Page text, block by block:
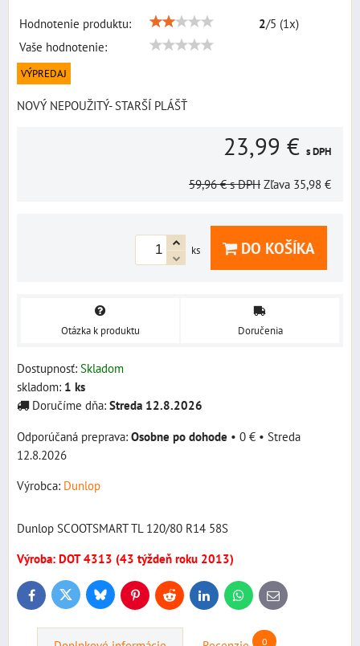
Hodnotenie produktu: 2/5 (1x)
Vaše hodnotenie:
VÝPREDAJ
NOVÝ NEPOUŽITÝ- STARŠÍ PLÁŠŤ
23,99 € s DPH
59,96 € s DPH Zľava 35,98 €
ks DO KOŠÍKA
Otázka k produktu Doručenia
Dostupnosť: Skladom
skladom: 1 ks
Doručíme dňa: Streda 12.8.2026
Osobne po dohode • 0 € • Streda
12.8.2026
Výrobca: Dunlop
Dunlop SCOOTSMART TL 120/80 R14 58S
Výroba: DOT 4313 (43 týždeň roku 2013)
FacebookTwitter BlueskyPinterestReddit LinkedInWhatsApp
E-
mail
0